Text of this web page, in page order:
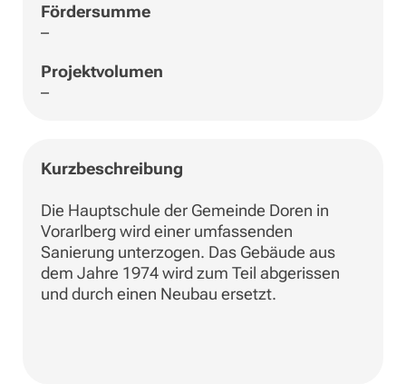
Fördersumme
–
Projektvolumen
–
Kurzbeschreibung
Die Hauptschule der Gemeinde Doren in
Vorarlberg wird einer umfassenden
Sanierung unterzogen. Das Gebäude aus
dem Jahre 1974 wird zum Teil abgerissen
und durch einen Neubau ersetzt.